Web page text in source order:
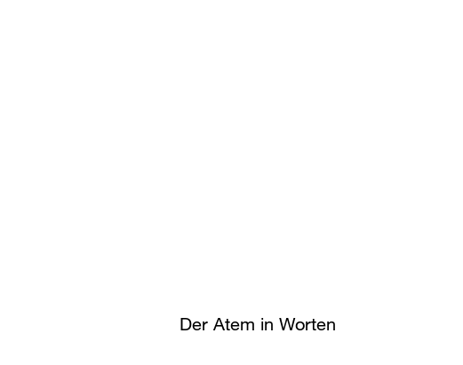
Der Atem in Worten